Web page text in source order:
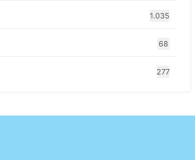
1.035
68
277